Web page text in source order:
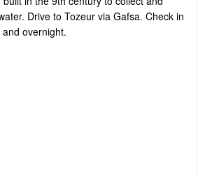
Drive to Tozeur via Gafsa. Check in
overnight.